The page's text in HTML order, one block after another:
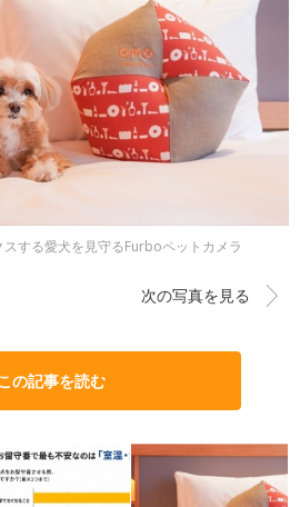
する愛犬を見守るFurboペットカメラ
次の写真を見る
の記事を読む